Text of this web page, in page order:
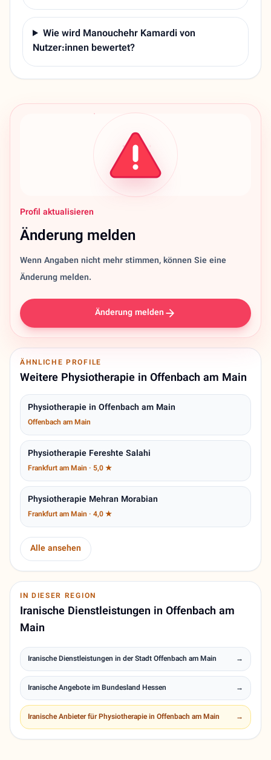
Wie wird Manouchehr Kamardi von
Nutzer:innen bewertet?
Profil aktualisieren
Änderung melden
Wenn Angaben nicht mehr stimmen, können Sie eine
Änderung melden.
Änderung melden
ÄHNLICHE PROFILE
Weitere Physiotherapie in Offenbach am Main
Physiotherapie in Offenbach am Main
Offenbach am Main
Physiotherapie Fereshte Salahi
Frankfurt am Main · 5,0 ★
Physiotherapie Mehran Morabian
Frankfurt am Main · 4,0 ★
Alle ansehen
IN DIESER REGION
Iranische Dienstleistungen in Offenbach am
Main
Iranische Dienstleistungen in der Stadt Offenbach am Main →
Iranische Angebote im Bundesland Hessen →
Iranische Anbieter für Physiotherapie in Offenbach am Main →